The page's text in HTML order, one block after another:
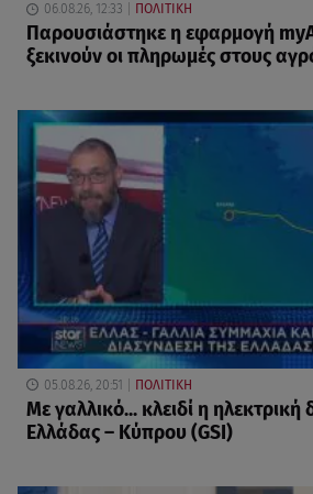
06.08.26, 12:33 ΠΟΛΙΤΙΚΗ
Παρουσιάστηκε η εφαρμογή
ξεκινούν οι πληρωμές στους
05.08.26, 20:51 ΠΟΛΙΤΙΚΗ
Με γαλλικό... κλειδί η ηλεκτρική
Ελλάδας – Κύπρου (GSI)